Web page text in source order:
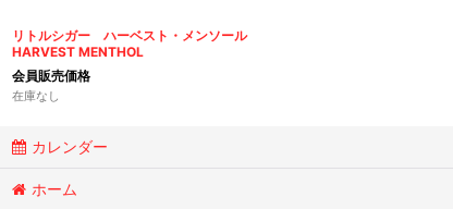
リトルシガー ハーベスト・メンソール
HARVEST MENTHOL
会員販売価格
在庫なし
カレンダー
ホーム